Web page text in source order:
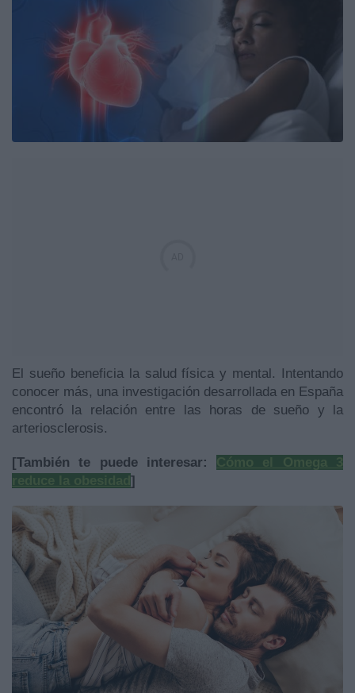
El sueño beneficia la salud física y mental. Intentando
conocer más, una investigación desarrollada en España
encontró la relación entre las horas de sueño y la
arteriosclerosis.
[También te puede interesar:
]